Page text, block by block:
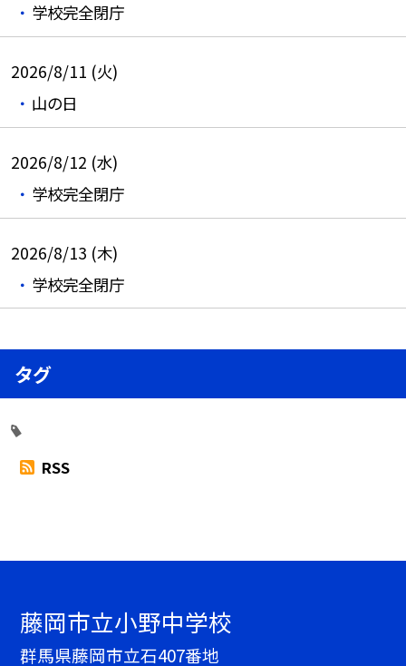
学校完全閉庁
2026/8/11 (火)
山の日
2026/8/12 (水)
学校完全閉庁
2026/8/13 (木)
学校完全閉庁
タグ
RSS
藤岡市立小野中学校
群馬県藤岡市立石407番地